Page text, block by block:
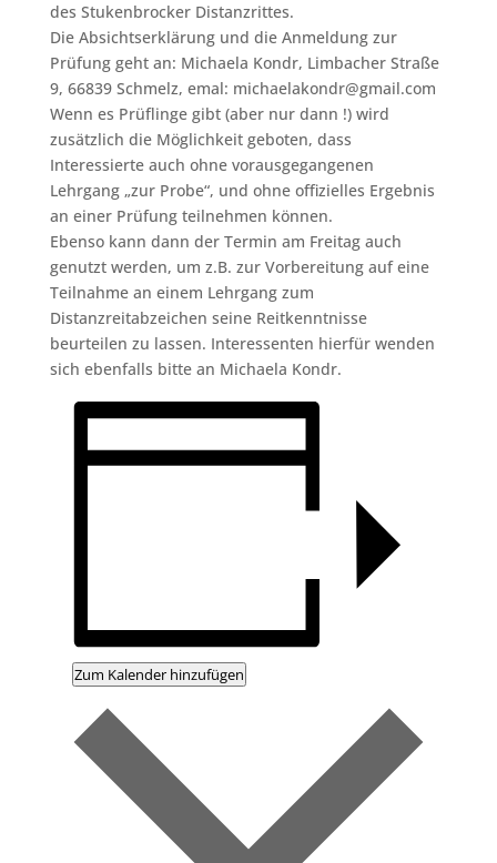
des Stukenbrocker Distanzrittes.
Die Absichtserklärung und die Anmeldung zur
Prüfung geht an: Michaela Kondr, Limbacher Straße
9, 66839 Schmelz, emal: michaelakondr@gmail.com
Wenn es Prüflinge gibt (aber nur dann !) wird
zusätzlich die Möglichkeit geboten, dass
Interessierte auch ohne vorausgegangenen
Lehrgang „zur Probe“, und ohne offizielles Ergebnis
an einer Prüfung teilnehmen können.
Ebenso kann dann der Termin am Freitag auch
genutzt werden, um z.B. zur Vorbereitung auf eine
Teilnahme an einem Lehrgang zum
Distanzreitabzeichen seine Reitkenntnisse
beurteilen zu lassen. Interessenten hierfür wenden
sich ebenfalls bitte an Michaela Kondr.
Zum Kalender hinzufügen